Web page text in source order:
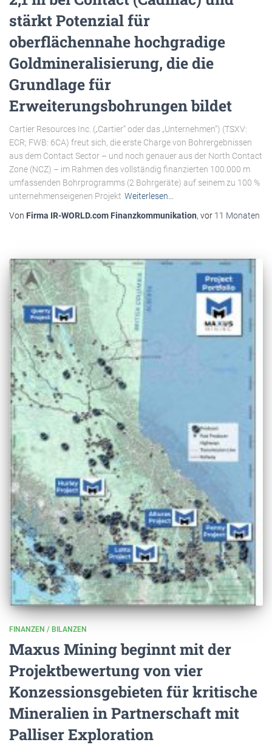
stärkt Potenzial für
oberflächennahe hochgradige
Goldmineralisierung, die die
Grundlage für
Erweiterungsbohrungen bildet
Cartier Resources Inc. („Cartier“ oder das „Unternehmen“) (TSXV:
ECR; FWB: 6CA) freut sich, die erste Charge von Bohrergebnissen
aus dem Contact Sector – und noch genauer aus der North Contact
Zone (NCZ) – im Rahmen des vollständig finanzierten 100.000 m
umfassenden Bohrprogramms (2 Bohrgeräte) auf seinem zu 100 %
unternehmenseigenen Projekt Weiterlesen…
Von Firma IR-WORLD.com Finanzkommunikation, vor 11 Monaten
FINANZEN / BILANZEN
Maxus Mining beginnt mit der
Projektbewertung von vier
Konzessionsgebieten für kritische
Mineralien in Partnerschaft mit
Palliser Exploration